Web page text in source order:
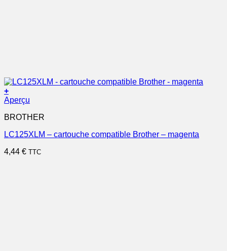
+
Aperçu
BROTHER
LC125XLM – cartouche compatible Brother – magenta
4,44 € TTC